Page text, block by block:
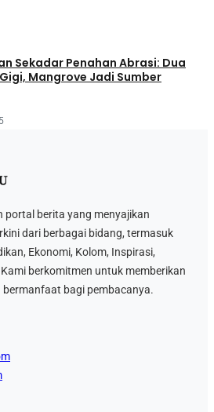
Sekadar Penahan Abrasi: Dua
Mangrove Jadi Sumber
portal berita yang menyajikan
dari berbagai bidang, termasuk
Ekonomi, Kolom, Inspirasi,
berkomitmen untuk memberikan
bermanfaat bagi pembacanya.